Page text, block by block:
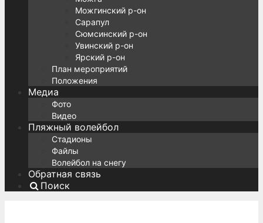
Можгинский р-он
Сарапул
Сюмсинский р-он
Увинский р-он
Ярский р-он
План мероприятий
Положения
Медиа
Фото
Видео
Пляжный волейбол
Стадионы
Файлы
Волейбол на снегу
Обратная связь
Поиск